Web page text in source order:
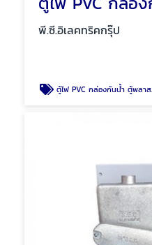
พี.ซี.อิเลคทริคกรุ๊ป
ตู้ไฟ PVC กล่องกันน้ำ ตู้พลาสติก Mos พัทยา ชลบุรี